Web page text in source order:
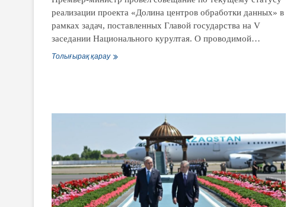
реализации проекта «Долина центров обработки данных» в
рамках задач, поставленных Главой государства на V
заседании Национального курултая. О проводимой…
Толығырақ қарауОлжас
в
рамках
исполнения
поручений
Президента